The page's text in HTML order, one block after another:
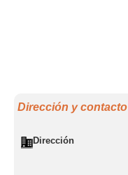
Dirección y contacto
Dirección